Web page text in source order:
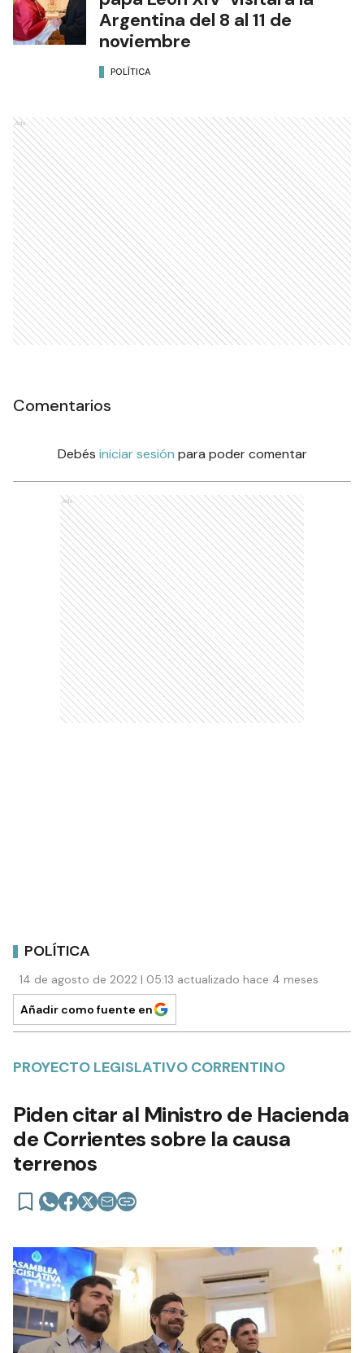
Argentina del 8 al 11 de
noviembre
POLÍTICA
Ads
Comentarios
Debés iniciar sesión para poder comentar
Ads
POLÍTICA
14 de agosto de 2022 | 05:13 actualizado hace 4 meses
Añadir como fuente en
PROYECTO LEGISLATIVO CORRENTINO
Piden citar al Ministro de Hacienda
de Corrientes sobre la causa
terrenos